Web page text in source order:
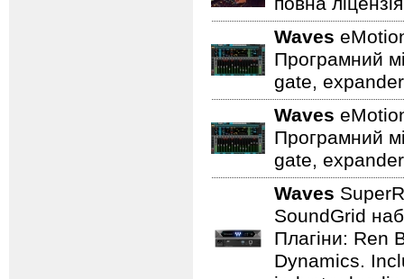
Waves
Програмний
gate,
Waves
Програмний
gate,
Waves
SoundGrid
Плагіни: Ren
Dynamics.